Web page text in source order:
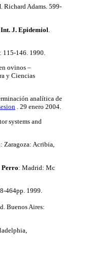
Richard Adams. 599-
Int. J. Epidemiol
115-146. 1990.
ovinos –
y Ciencias
analítica de
. 29 enero 2004.
systems and
: Zaragoza: Acribia,
Perro: Madrid: Mc
464pp. 1999.
Buenos Aires: